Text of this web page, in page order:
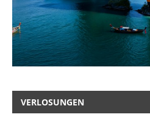
VERLOSUNGEN